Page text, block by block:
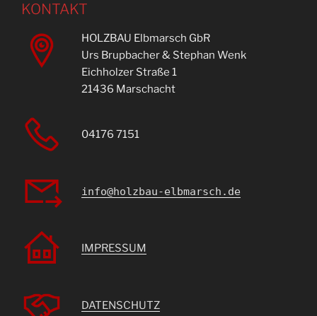
KONTAKT
HOLZBAU Elbmarsch GbR
Urs Brupbacher & Stephan Wenk
Eichholzer Straße 1
21436 Marschacht
04176 7151
info@holzbau-elbmarsch.de
IMPRESSUM
DATENSCHUTZ